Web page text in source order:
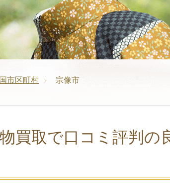
市区町村 宗像市
物買取で口コミ評判の